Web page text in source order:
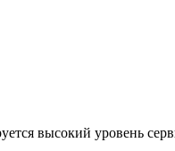
высокий уровень